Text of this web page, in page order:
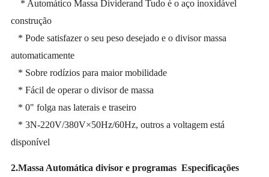
* Automático Massa Dividerand Tudo é o aço inoxidável
construção
* Pode satisfazer o seu peso desejado e o divisor massa
automaticamente
* Sobre rodízios para maior mobilidade
* Fácil de operar o divisor de massa
* 0" folga nas laterais e traseiro
* 3N-220V/380V×50Hz/60Hz, outros a voltagem está
disponível
2.Massa Automática divisor e programas Especificações